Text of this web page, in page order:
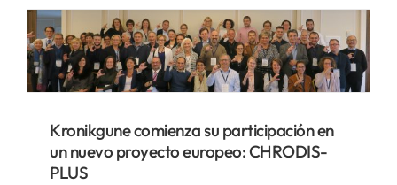
Kronikgune comienza su participación en
un nuevo proyecto europeo: CHRODIS-
PLUS